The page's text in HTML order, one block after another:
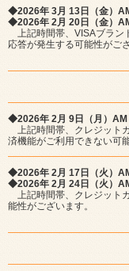
◆2026年 3月 13日（金）
◆2026年 2月 20日（金）
上記時間帯、VISAブラン
応答が発生する可能性がご
◆2026年 2月 9日（月）
上記時間帯、クレジット
済機能がご利用できない可
◆2026年 2月 17日（火）
◆2026年 2月 24日（火）
上記時間帯、クレジット
能性がございます。